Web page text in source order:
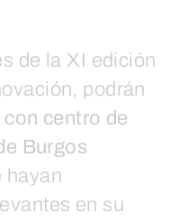
de la XI edición
podrán
centro de
Burgos
hayan
en su